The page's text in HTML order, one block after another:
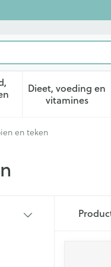
submenu voor
Dieet, voeding en
vitamines
Toon
en teken